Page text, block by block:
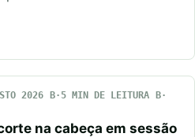
2026
5 MIN DE LEITURA
na cabeça em sessão